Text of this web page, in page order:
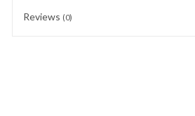
Reviews (0)